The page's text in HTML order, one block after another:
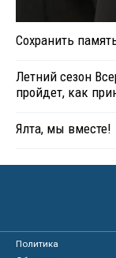
Сохранить
Летний сезон
пройдет, как
Ялта, мы вместе!
Политика